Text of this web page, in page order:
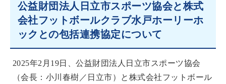
公益財団法人日立市スポーツ協会と株式
会社フットボールクラブ水戸ホーリーホ
ックとの包括連携協定について
2025年2月19日、公益財団法人日立市スポーツ協会
（会長：小川春樹／日立市）と株式会社フットボール